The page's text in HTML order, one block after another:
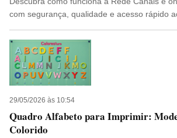
com segurança, qualidade e acesso rápido
29/05/2026 às 10:54
Quadro Alfabeto para Imprimir:
Colorido